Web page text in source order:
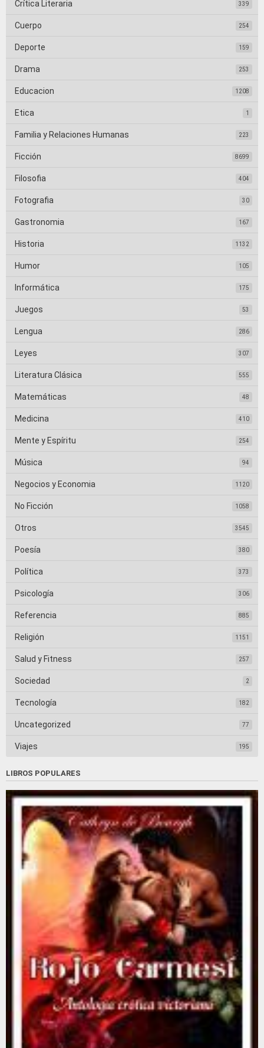
Crítica Literaria 339
Cuerpo 254
Deporte 159
Drama 253
Educacion 1208
Etica 1
Familia y Relaciones Humanas 223
Ficción 8699
Filosofia 404
Fotografia 30
Gastronomia 167
Historia 1132
Humor 105
Informática 175
Juegos 53
Lengua 286
Leyes 307
Literatura Clásica 555
Matemáticas 48
Medicina 410
Mente y Espíritu 254
Música 94
Negocios y Economia 1120
No Ficción 1058
Otros 3545
Poesía 380
Política 373
Psicología 306
Referencia 885
Religión 1151
Salud y Fitness 257
Sociedad 2
Tecnología 182
Uncategorized 77
Viajes 195
LIBROS POPULARES